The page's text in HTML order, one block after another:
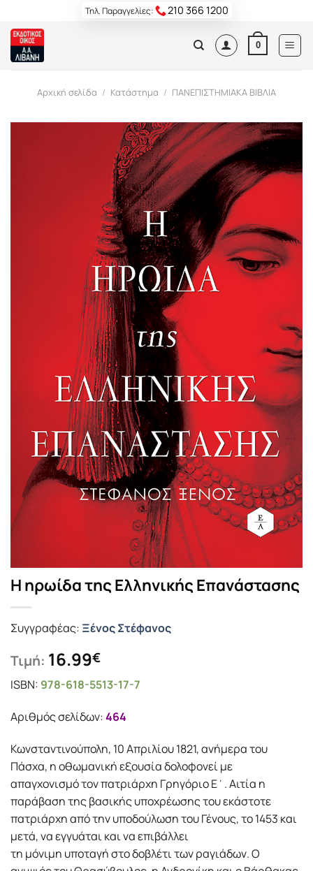
content
Τηλ. Παραγγελίες: 210 366 1200
0
Αρχική σελίδα / Κατάστημα / ΠΑΝΕΠΙΣΤΗΜΙΑΚΑ ΒΙΒΛΙΑ
Η ηρωίδα της Ελληνικής Επανάστασης
Συγγραφέας: Ξένος Στέφανος
Τιμή: 16.99€
ISBN: 978-618-5513-17-7
Αριθμός σελίδων:464
Κωνσταντινούπολη, 10 Απριλίου 1821, ανήµερα του
Πάσχα, η οθωµανική εξουσία δολοφονεί µε
απαγχονισµό τον πατριάρχη Γρηγόριο Ε΄. Αιτία η
παράβαση της βασικής υποχρέωσης του εκάστοτε
πατριάρχη από την υποδούλωση του Γένους, το 1453 και
µετά, να εγγυάται και να επιβάλλει
τη µόνιµη υποταγή στο δοβλέτι των ραγιάδων. Ο